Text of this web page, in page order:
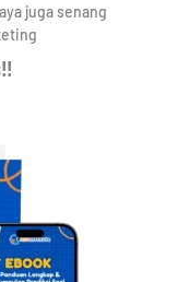
juga senang